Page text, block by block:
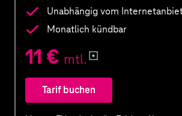
Unabhängig vom
Monatlich kündbar
11 € mtl.
Mehr
Informationen
zu
Tarif buchen